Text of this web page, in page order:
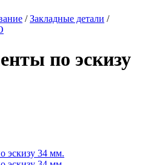
/Закладные детали /
по эскизу